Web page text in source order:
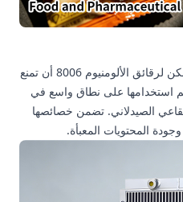
بفضل خصائص الحاجز الممتازة، يمكن لرقائق الألومنيوم 8006 أن تمنع
استخدامها على نطاق واسع في
الصيدلاني. تضمن خصائصها
المحتويات المعبأة.